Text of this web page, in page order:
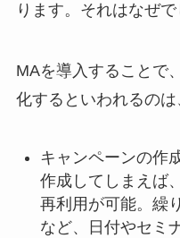
ります。それはなぜで
MAを導入することで
化するといわれるのは
キャンペーンの作
作成してしまえば
再利用が可能。繰
など、日付やセミ